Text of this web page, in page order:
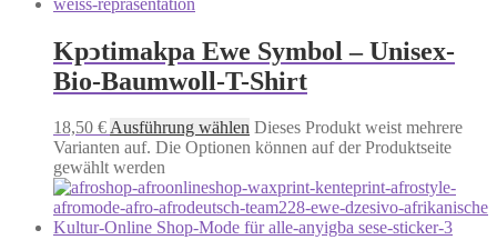
Kpͻtimakpa Ewe Symbol – Unisex-
Bio-Baumwoll-T-Shirt
18,50 €Ausführung wählen Dieses Produkt weist mehrere
Varianten auf. Die Optionen können auf der Produktseite
gewählt werden